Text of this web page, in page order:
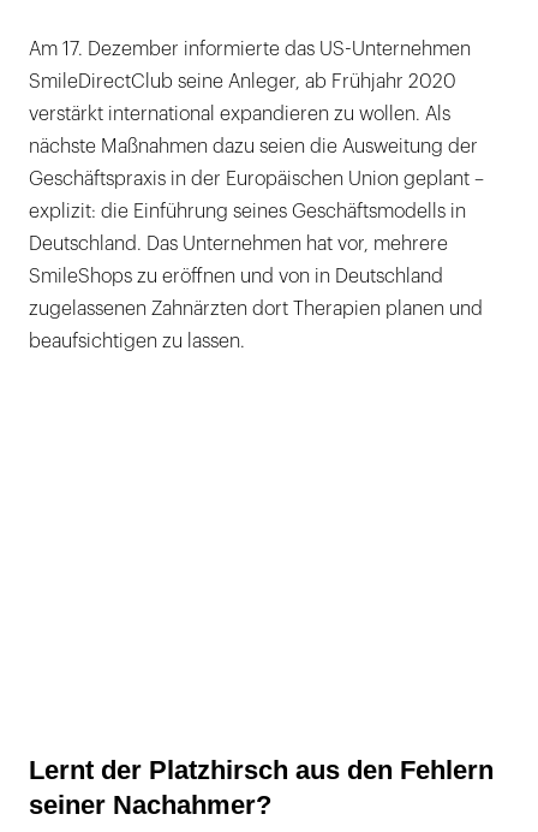
Das Versprechen: Eine Alignertherapie ab
898 Euro
Marktvolumen für Alignertherapien: 500
Millionen Kunden weltweit
Am 17. Dezember informierte das US-Unternehmen
SmileDirectClub seine Anleger, ab Frühjahr 2020
verstärkt international expandieren zu wollen. Als
nächste Maßnahmen dazu seien die Ausweitung der
Geschäftspraxis in der Europäischen Union geplant –
explizit: die Einführung seines Geschäftsmodells in
Deutschland. Das Unternehmen hat vor, mehrere
SmileShops zu eröffnen und von in Deutschland
zugelassenen Zahnärzten dort Therapien planen und
beaufsichtigen zu lassen.
Lernt der Platzhirsch aus den Fehlern
seiner Nachahmer?